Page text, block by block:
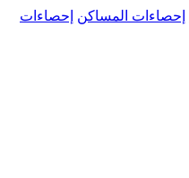
إحصاءات المساكن إحصاءات